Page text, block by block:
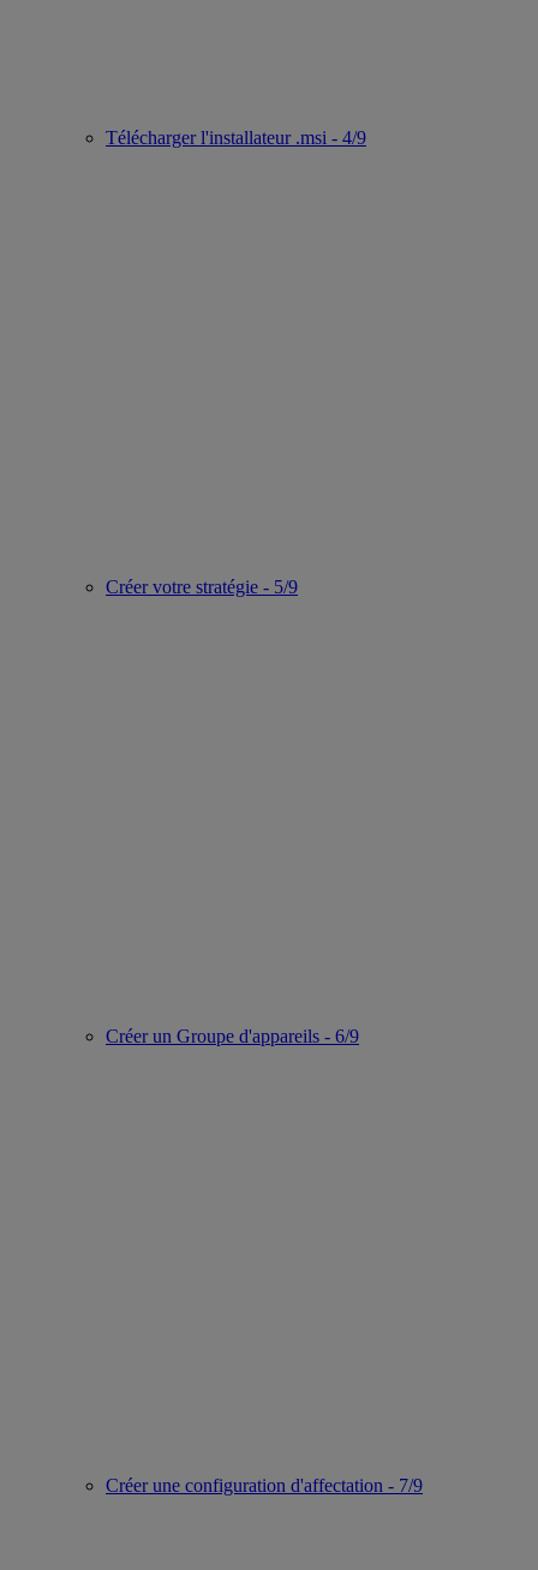
Télécharger l'installateur .msi - 4/9
Créer votre stratégie - 5/9
Créer un Groupe d'appareils - 6/9
Créer une configuration d'affectation - 7/9